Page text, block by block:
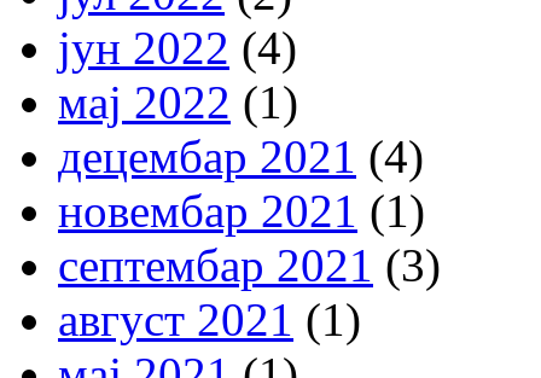
јун 2022 (4)
мај 2022 (1)
децембар 2021 (4)
новембар 2021 (1)
септембар 2021 (3)
август 2021 (1)